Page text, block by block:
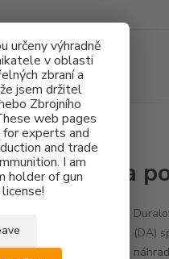
určeny výhradně
v oblasti
zbraní a
jsem držitel
Zbrojního
web pages
experts and
and trade
I am
holder of gun
posunutá dopředu
SA - Extra
(DA)